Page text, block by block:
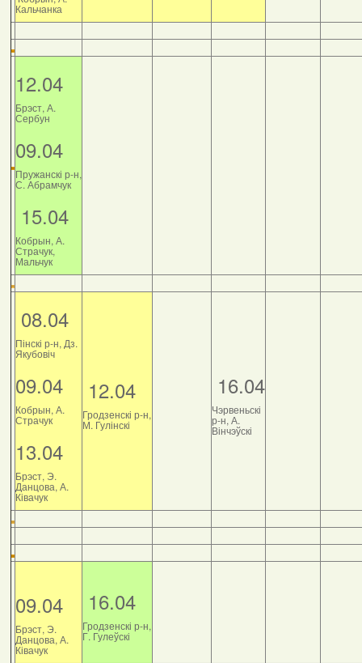
Кальчанка
12.04
Брэст, А.
Сербун
09.04
Пружанскі р-н,
С. Абрамчук
15.04
Кобрын, А.
Страчук,
Мальчук
08.04
Пінскі р-н, Дз.
Якубовіч
09.04
Кобрын, А.
Страчук
13.04
Брэст, Э.
Данцова, А.
Ківачук
12.04
Гродзенскі р-н,
М. Гулінскі
16.04
Чэрвеньскі
р-н, А.
Вінчэўскі
09.04
Брэст, Э.
Данцова, А.
Ківачук
16.04
Гродзенскі р-н,
Г. Гулеўскі